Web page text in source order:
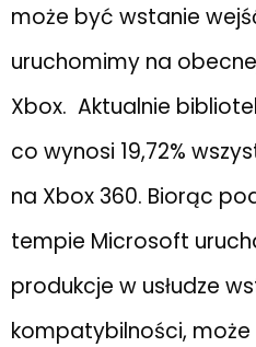
może być wstanie
uruchomimy na
Xbox. Aktualnie
co wynosi 19,72%
na Xbox 360. Biorąc
tempie Microsoft
produkcje w usłudze
kompatybilności, może